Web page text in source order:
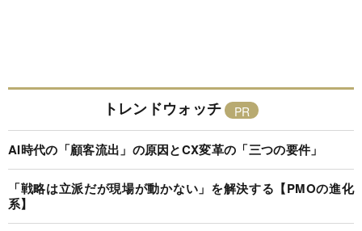
トレンドウォッチ
AI時代の「顧客流出」の原因とCX変革の「三つの要件」
「戦略は立派だが現場が動かない」を解決する【PMOの進化
系】